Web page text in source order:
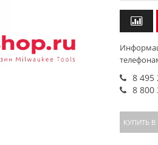
8 495
8 800
КУПИТЬ В